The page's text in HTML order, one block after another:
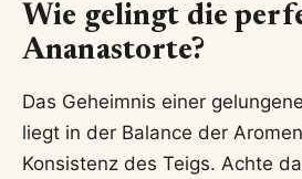
Wie gelingt die
Ananastorte?
Das Geheimnis einer
liegt in der Balance der
Konsistenz des Teigs. Achte